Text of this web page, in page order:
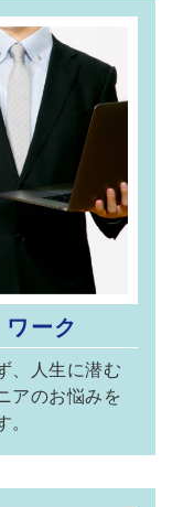
ーク
、人生に潜む
アのお悩みを
。